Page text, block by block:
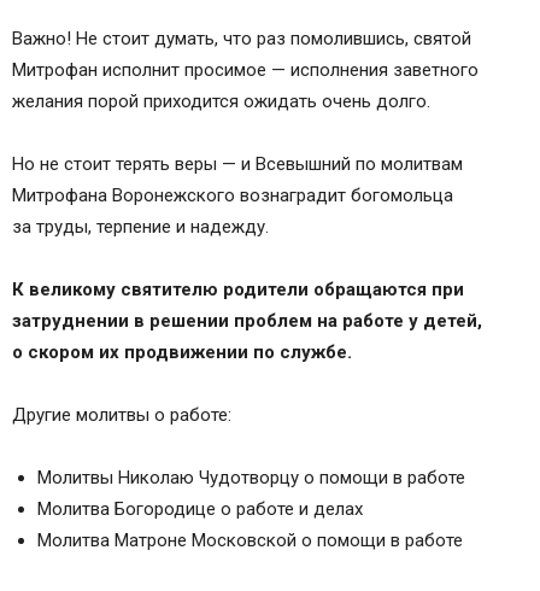
православные традиции.
Молитва Митрофану Воронежскому о работе, о
детях, о сыне
А вот молитва Митрофану Воронежскому о
сыне
Митрофан Воронежский: о чем молятся этому
Митрофан Воронежский: житие
Почитание и канонизация
Молитва Митрофану Воронежскому
Молитва Митрофану Воронежскому о работе
Пе́снь 1.
Пе́снь 3.
Седа́лен, гла́с 2:
Важно! Не стоит думать, что раз помолившись, святой
Митрофан исполнит просимое — исполнения заветного
желания порой приходится ожидать очень долго.
Но не стоит терять веры — и Всевышний по молитвам
Митрофана Воронежского вознаградит богомольца
за труды, терпение и надежду.
К великому святителю родители обращаются при
затруднении в решении проблем на работе у детей,
о скором их продвижении по службе.
Другие молитвы о работе:
Молитвы Николаю Чудотворцу о помощи в работе
Молитва Богородице о работе и делах
Молитва Матроне Московской о помощи в работе